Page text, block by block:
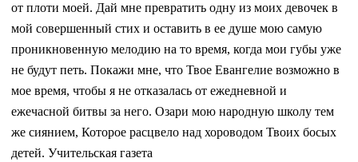
от плоти моей. Дай мне превратить одну из моих девочек в
мой совершенный стих и оставить в ее душе мою самую
проникновенную мелодию на то время, когда мои губы уже
не будут петь. Покажи мне, что Твое Евангелие возможно в
мое время, чтобы я не отказалась от ежедневной и
ежечасной битвы за него. Озари мою народную школу тем
же сиянием, Которое расцвело над хороводом Твоих босых
детей. Учительская газета